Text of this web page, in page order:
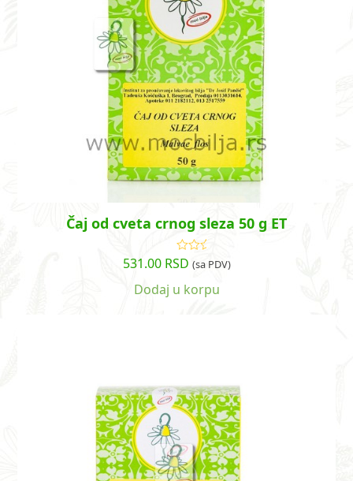
Čaj od cveta crnog sleza 50 g ET
Ocenjeno
sa5.00od
531.00 RSD (sa PDV)
Dodaj u korpu